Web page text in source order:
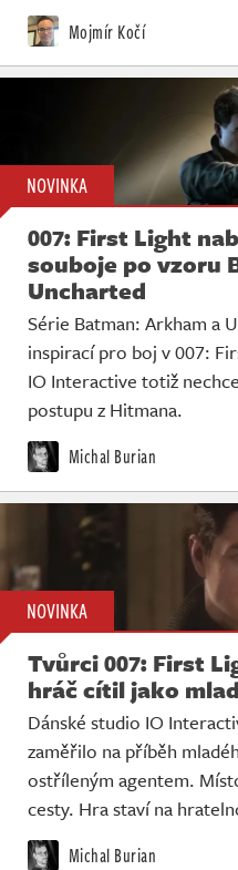
Mojmír Kočí
NOVINKA
007: First Light
souboje po vzoru
Uncharted
Série Batman: Arkham a
inspirací pro boj v 007:
IO Interactive totiž
postupu z Hitmana.
Michal Burian
NOVINKA
Tvůrci 007: First
hráč cítil jako
Dánské studio IO
zaměřilo na příběh
ostříleným agentem.
cesty. Hra staví na
Michal Burian